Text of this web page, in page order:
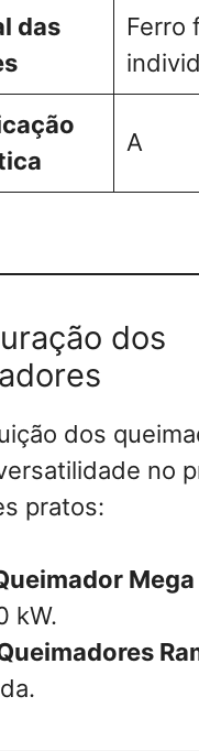
das
Ferro
A
dos
dos
no
pratos:
kW.